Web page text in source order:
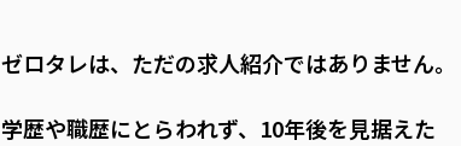
ゼロタレは、ただの求人紹介ではありません。
学歴や職歴にとらわれず、10年後を見据えた